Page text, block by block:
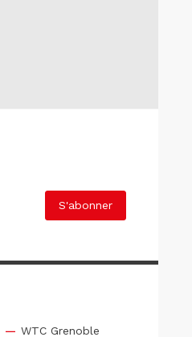
S'abonner
WTC Grenoble